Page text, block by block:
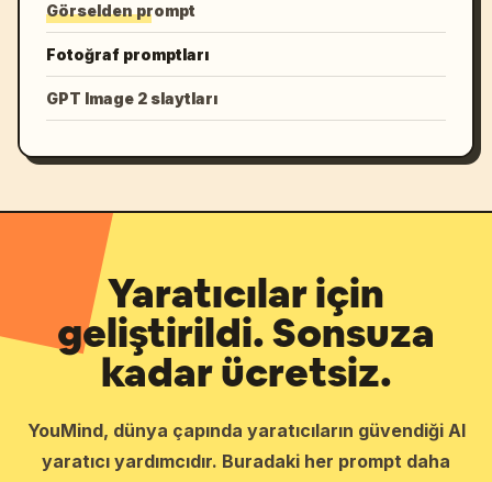
Görselden prompt
Fotoğraf promptları
GPT Image 2 slaytları
Yaratıcılar için
geliştirildi. Sonsuza
kadar ücretsiz.
YouMind, dünya çapında yaratıcıların güvendiği AI
yaratıcı yardımcıdır. Buradaki her prompt daha